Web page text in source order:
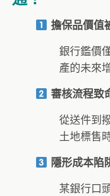
擔保品價值
銀行鑑價
產的未來
審核流程致
從送件到
土地標售
隱形成本陷
某銀行口